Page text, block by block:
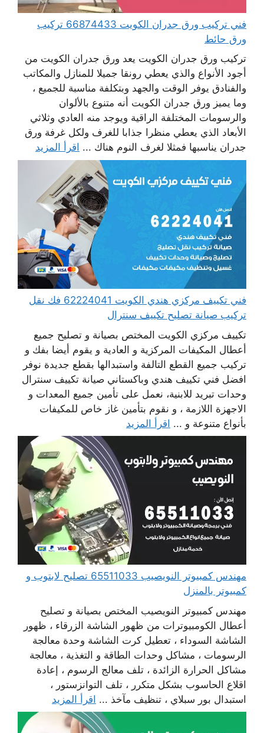
فني تركيب ورق جدران الكويت 66874433 تركيب
ورق حائط
تركيب ورق جدران الكويت يعد ورق جدران الكويت من
أجود الأنواع والذي يعطي رونقا جميلا للمنازل والمكاتب
والفنادق يوفر الوقت والجهد وبتكلفة مناسبة للجميع ،
وما يميز ورق جدران الكويت أنه متنوع بالألوان
والرسومات المختلفة الراقية ويوجد منه العادي وثلاثي
الأبعاد الذي يعطي منظرا جذابا للغرف ولكل غرفة ورق
جدران يناسبها فمثلا لغرف النوم هناك ... اقرأ المزيد
فني تكييف مركزي هندي الكويت 62224041 فك نقل
تركيب صيانة تصليح تكييف سنترال
تكييف مركزي الكويت المختص بصيانة و تصليح جميع
أعطال المكيفات المركزية و العادية و يقوم أيضا بفك و
تركيب جميع القطع التالفة واستبدالها بقطع جديدة نوفر
افضل فني تكييف هندي وباكستاني صيانة تكييف سنترال
وحدات تبريد للابنية، نعمل على تأمين جميع المعدات و
الاجهزة اللازمة ، و نقوم بتأمين غاز خاص للمكيفات
بأنواع متنوعة و ... اقرأ المزيد
مهندس كمبيوتر النويصيب 65511033 تصليح لابتوب و
كمبيوتر بالمنزل
مهندس كمبيوتر النويصيب المختص بصيانة و تصليح
أعطال الكومبيوترات من ظهور الشاشة الزرقاء ، ظهور
الشاشة السوداء ، تعطيل كرت الشاشة وحدة معالجة
الرسومات ، مشاكل وحدات الطاقة و التغذية ، معالجة
مشاكل الحرارة الزائدة ، تلف معالج الرسوم ، إعادة
اقلاع الحاسوب بشكل متكرر ، تلف التوانزستور ،
استبدال بور سبلاي ، تنظيف مآخذ ... اقرأ المزيد